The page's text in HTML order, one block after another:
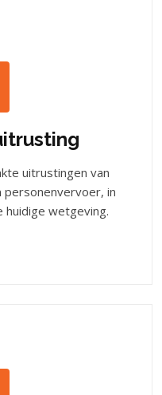
uitrustingen van
personenvervoer, in
wetgeving.